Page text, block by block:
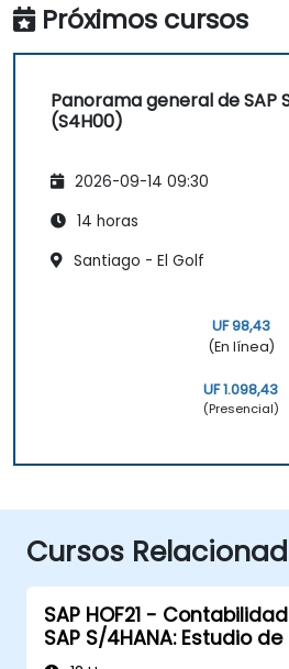
Próximos cursos
Panorama general de SAP
(S4H00)
2026-09-14 09:30
14 horas
Santiago - El Golf
UF 98,43
(En línea)
UF 1.098,43
(Presencial)
Cursos
SAP HOF21 -
SAP S/4HANA: Estudio